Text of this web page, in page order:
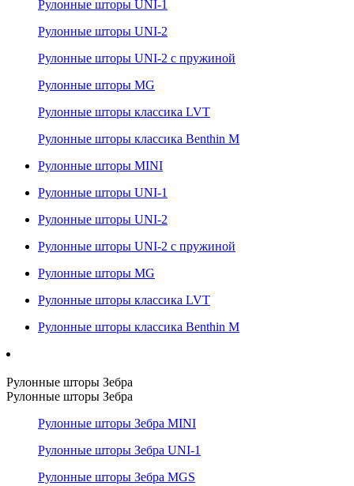
Рулонные шторы UNI-1
Рулонные шторы UNI-2
Рулонные шторы UNI-2 с пружиной
Рулонные шторы MG
Рулонные шторы классика LVT
Рулонные шторы классика Benthin M
Рулонные шторы MINI
Рулонные шторы UNI-1
Рулонные шторы UNI-2
Рулонные шторы UNI-2 с пружиной
Рулонные шторы MG
Рулонные шторы классика LVT
Рулонные шторы классика Benthin M
Рулонные шторы Зебра
Рулонные шторы Зебра
Рулонные шторы Зебра MINI
Рулонные шторы Зебра UNI-1
Рулонные шторы Зебра MGS